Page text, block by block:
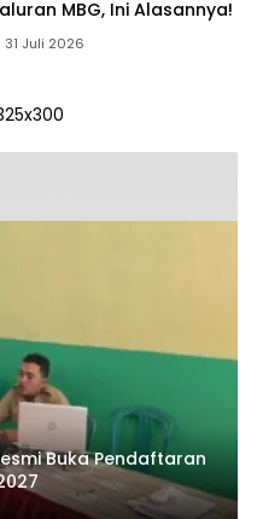
31 Juli 2026
Buka Pendaftaran